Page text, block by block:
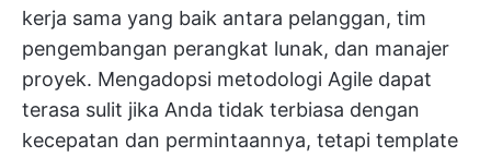
kerja sama yang baik antara pelanggan, tim
pengembangan perangkat lunak, dan manajer
proyek. Mengadopsi metodologi Agile dapat
terasa sulit jika Anda tidak terbiasa dengan
kecepatan dan permintaannya, tetapi template